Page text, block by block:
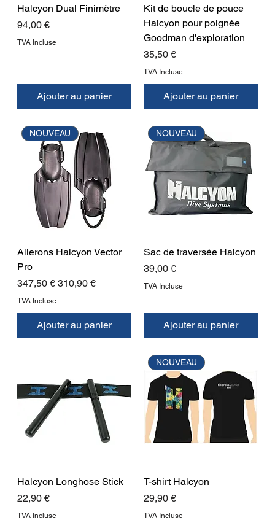
Halcyon Dual Finimètre
Prix
94,00 €
TVA Incluse
Ajouter au panier
Kit de boucle de pouce
Halcyon pour poignée
Goodman d'exploration
Prix
35,50 €
TVA Incluse
Ajouter au panier
NOUVEAU
Ailerons Halcyon Vector
Pro
Prix original
347,50 € Prix promotionnel
310,90 €
TVA Incluse
Ajouter au panier
NOUVEAU
Sac de traversée Halcyon
Prix
39,00 €
TVA Incluse
Ajouter au panier
Halcyon Longhose Stick
Prix
22,90 €
TVA Incluse
NOUVEAU
T-shirt Halcyon
Prix
29,90 €
TVA Incluse